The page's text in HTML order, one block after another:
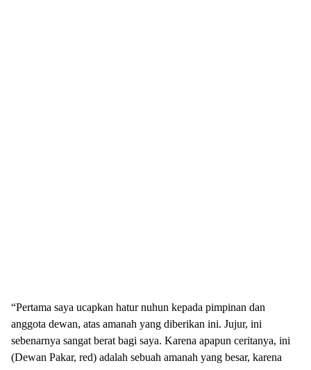
“Pertama saya ucapkan hatur nuhun kepada pimpinan dan
anggota dewan, atas amanah yang diberikan ini. Jujur, ini
sebenarnya sangat berat bagi saya. Karena apapun ceritanya, ini
(Dewan Pakar, red) adalah sebuah amanah yang besar, karena